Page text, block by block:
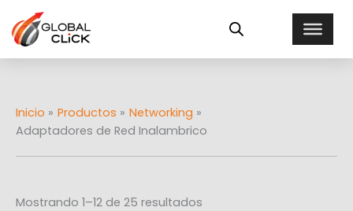
contenido
s
t
o
Inicio Productos
Networking
Adaptadores de Red Inalambrico
Mostrando 1–12 de 25 resultados
recientes